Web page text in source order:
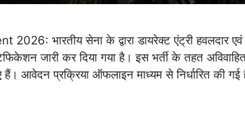
भारतीय सेना के द्वारा डायरेक्ट एंट्री हवलदार एवं
जारी कर दिया गया है। इस भर्ती के तहत
आवेदन प्रक्रिया ऑफलाइन माध्यम से निर्धारित की गई